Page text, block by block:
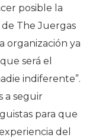
posible la
The Juergas
organización ya
será el
indiferente”.
a seguir
para que
del